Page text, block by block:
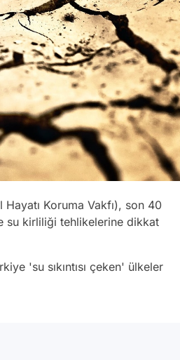
Koruma Vakfı), son 40
su kirliliği tehlikelerine dikkat
'su sıkıntısı çeken' ülkeler